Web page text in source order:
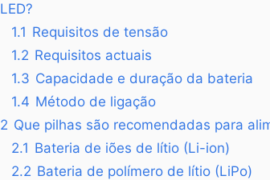
LED?
1.1 Requisitos de tensão
1.2 Requisitos actuais
1.3 Capacidade e duração da bateria
1.4 Método de ligação
2 Que pilhas são recomendadas para
2.1 Bateria de iões de lítio (Li-ion)
2.2 Bateria de polímero de lítio (LiPo)